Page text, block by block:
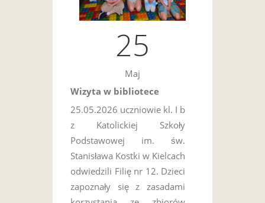
25
Maj
Wizyta w bibliotece
25.05.2026 uczniowie kl. I b
z Katolickiej Szkoły
Podstawowej im. św.
Stanisława Kostki w Kielcach
odwiedzili Filię nr 12. Dzieci
zapoznały się z zasadami